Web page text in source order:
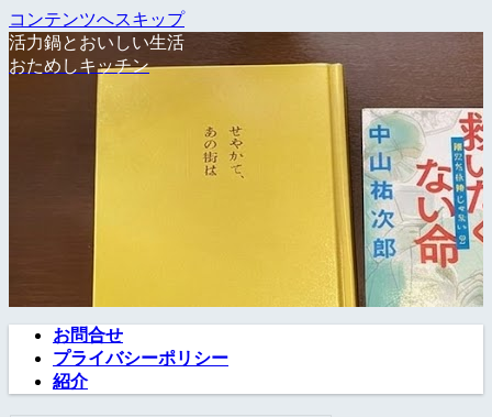
コンテンツへスキップ
活力鍋とおいしい生活
おためしキッチン
お問合せ
プライバシーポリシー
紹介